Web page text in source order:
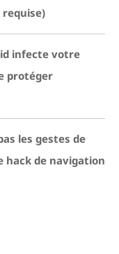
infecte votre
protéger
les gestes de
hack de navigation